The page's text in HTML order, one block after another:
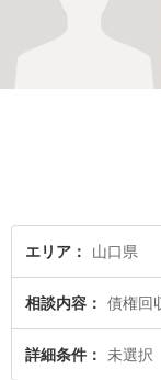
エリア 山口県
相談内容 債権回
詳細条件 未選択